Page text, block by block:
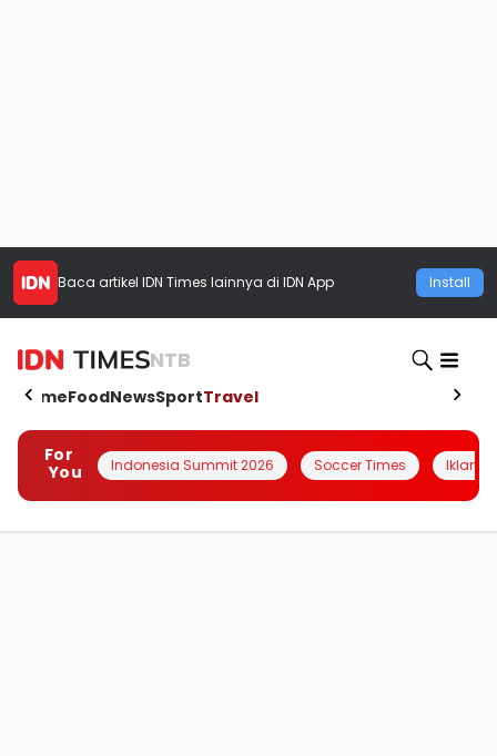
Baca artikel IDN Times lainnya di IDN App Install
NTB
HomeFoodNewsSportTravel
For
You
Indonesia Summit 2026 Soccer Times Iklanin